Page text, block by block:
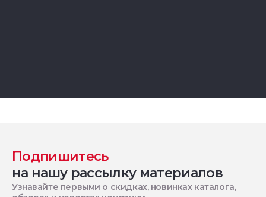
Подпишитесь
на нашу рассылку материалов
Узнавайте первыми о скидках, новинках каталога,